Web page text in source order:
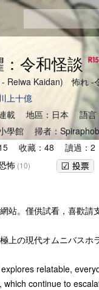
令和怪談
- Reiwa Kaidan) 怖れ -
川上十億
載 地區：日本 語
學館 掃者：
15 收藏：48 讀過：
怖 (10)
站。僅供試看，喜歡請
上の現代オムニバス
relatable,
continue to